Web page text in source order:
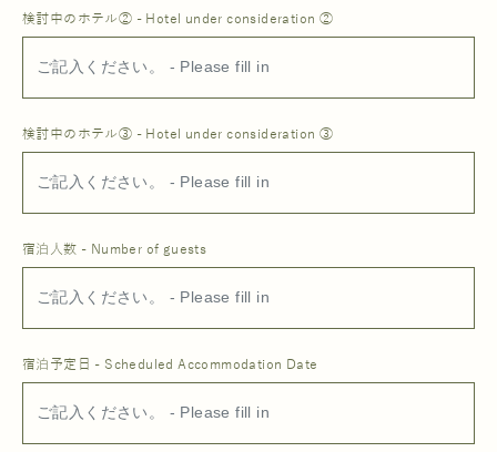
検討中のホテル② - Hotel under consideration ②
検討中のホテル③ - Hotel under consideration ③
宿泊人数 - Number of guests
宿泊予定日 - Scheduled Accommodation Date